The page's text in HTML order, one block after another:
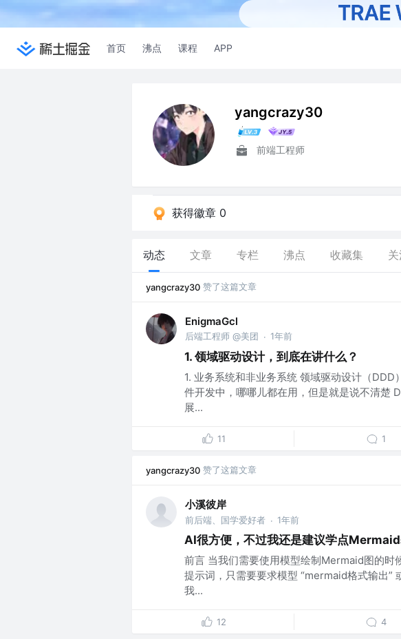
首页 沸点 课程 APP
yangcrazy30
前端工程师
获得徽章 0
动态 文章 专栏 沸点 收藏集
yangcrazy30 赞了这篇文章
EnigmaGcl
后端工程师 @美团 · 1年前
1. 领域驱动设计，到底在讲什么？
1. 业务系统和非业务系统 领域驱动设计（
件开发中，哪哪儿都在用，但是就是说不清楚
展...
11 1
yangcrazy30 赞了这篇文章
小溪彼岸
前后端、国学爱好者 · 1年前
AI很方便，不过我还是建议学点
前言 当我们需要使用模型绘制Mermaid图的时
提示词，只需要要求模型 “mermaid格式输出”
我...
12 4